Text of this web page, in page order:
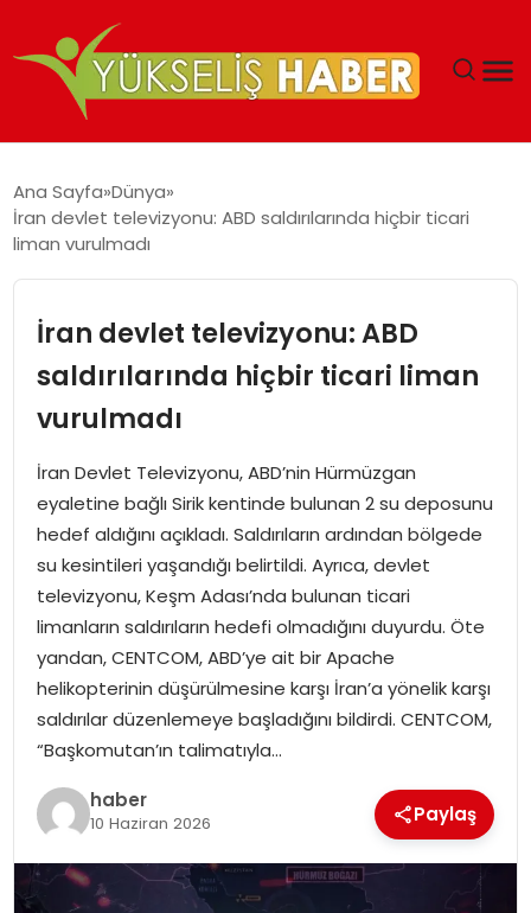
MALIYETLERINI AZALTIYOR’
Ana Sayfa Dünya
İran devlet televizyonu: ABD saldırılarında hiçbir ticari
liman vurulmadı
İran devlet televizyonu: ABD
saldırılarında hiçbir ticari liman
vurulmadı
İran Devlet Televizyonu, ABD’nin Hürmüzgan
eyaletine bağlı Sirik kentinde bulunan 2 su deposunu
hedef aldığını açıkladı. Saldırıların ardından bölgede
su kesintileri yaşandığı belirtildi. Ayrıca, devlet
televizyonu, Keşm Adası’nda bulunan ticari
limanların saldırıların hedefi olmadığını duyurdu. Öte
yandan, CENTCOM, ABD’ye ait bir Apache
helikopterinin düşürülmesine karşı İran’a yönelik karşı
saldırılar düzenlemeye başladığını bildirdi. CENTCOM,
“Başkomutan’ın talimatıyla…
haber
10 Haziran 2026 Paylaş